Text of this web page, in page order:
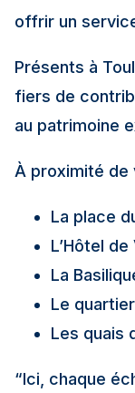
offrir un
Présents à
fiers de
au patrimoine
À proximité de
La place
L’Hôtel de
La
Le
Les quais
“Ici, chaque